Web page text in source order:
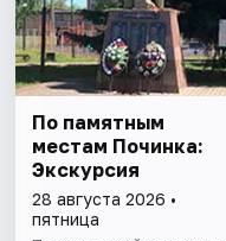
По памятным
местам Починка:
Экскурсия
28 августа 2026 •
пятница